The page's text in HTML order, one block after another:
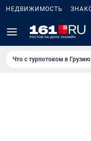
НЕДВИЖИМОСТЬ
Что с турпотоком в Грузию